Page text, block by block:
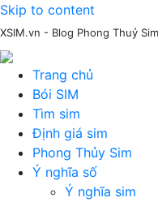
Skip to content
XSIM.vn - Blog Phong Thuỷ
Trang chủ
Bói SIM
Tìm sim
Định giá sim
Phong Thủy Sim
Ý nghĩa số
Ý nghĩa sim